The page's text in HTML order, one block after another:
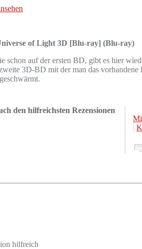
of Light 3D [Blu-ray] (Blu-ray)
auf der ersten BD, gibt es hier
3D-BD mit der man das
den hilfreichsten Rezensionen
|
hilfreich